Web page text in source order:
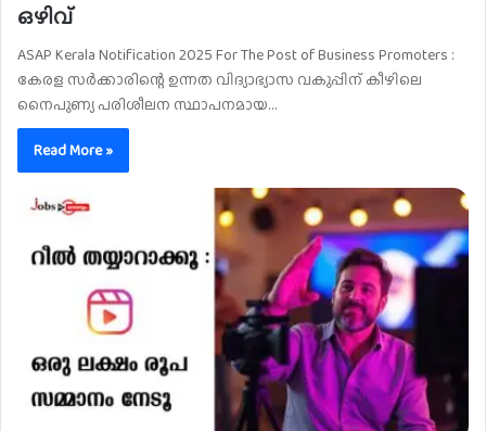
ഒഴിവ്
ASAP Kerala Notification 2025 For The Post of Business Promoters :
കേരള സർക്കാരിന്റെ ഉന്നത വിദ്യാഭ്യാസ വകുപ്പിന് കീഴിലെ
നൈപുണ്യ പരിശീലന സ്ഥാപനമായ…
Read More »